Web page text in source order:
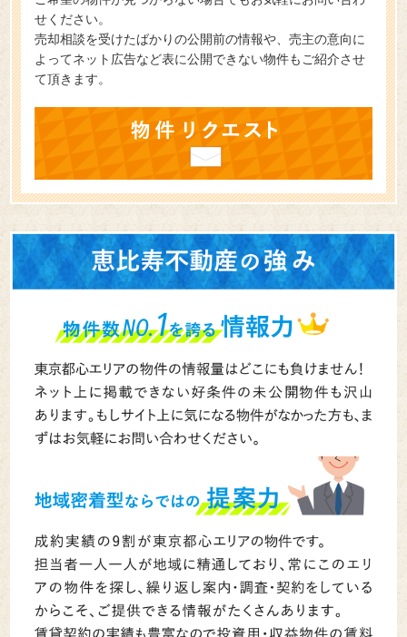
せください。
売却相談を受けたばかりの公開前の情報や、売主の意向に
よってネット広告など表に公開できない物件もご紹介させ
て頂きます。